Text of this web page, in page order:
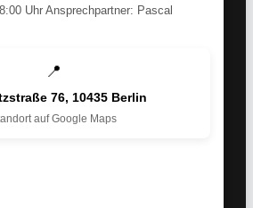
Uhr Ansprechpartner: Pascal
📍
76, 10435 Berlin
auf Google Maps